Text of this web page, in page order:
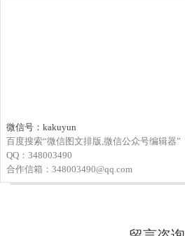
微信号：kakuyun
百度搜索“微信图文排版 ,微信公众号编辑器”
QQ：348003490
合作信箱： 348003490@qq.com